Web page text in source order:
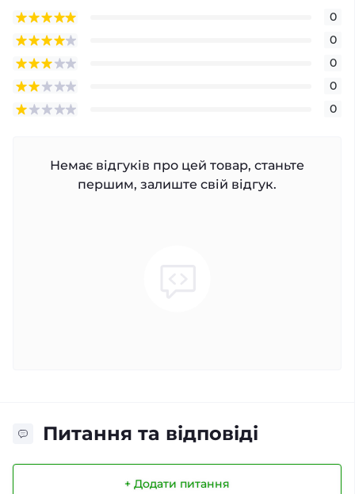
0
0
0
0
0
Немає відгуків про цей товар, станьте
першим, залиште свій відгук.
Питання та відповіді
+ Додати питання